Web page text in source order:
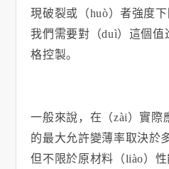
現破裂或（huò）者強度
我們需要對（duì）這個值
格控製。
一般來說，在（zài）實際
的最大允許變薄率取決於
但不限於原材料（liào）